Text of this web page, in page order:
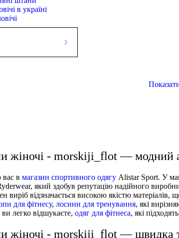
в україні
жіночі - morskiji_flot — модний
вас вмагазин спортивного одягу Alistar Sport. У
який здобув репутацію надійного
виріб відзначається високою якістю
для фітнесу,лосини для тренування, які
ви легко відшукаєте,одяг для фітнеса, які
жіночі - morskiji_flot — швидка